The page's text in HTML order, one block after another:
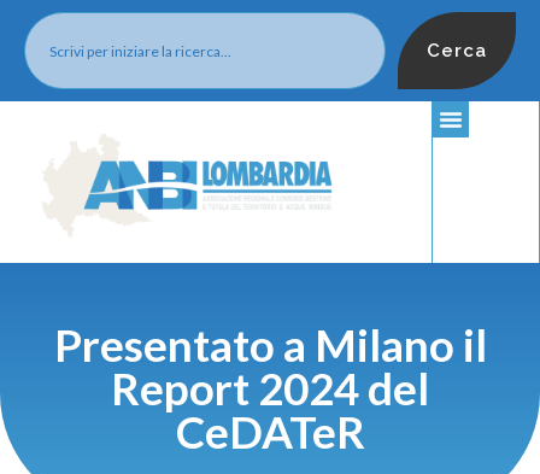
Cerca
Presentato a Milano il
Report 2024 del
CeDATeR